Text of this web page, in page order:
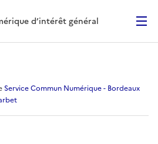
d’intérêt général- Retour à la
d’intérêt général
- Les
Service Commun Numérique - Bordeaux